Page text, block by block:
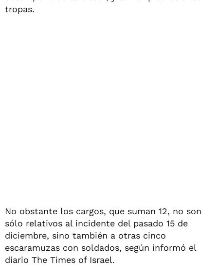
tropas.
No obstante los cargos, que suman 12, no son
sólo relativos al incidente del pasado 15 de
diciembre, sino también a otras cinco
escaramuzas con soldados, según informó el
diario The Times of Israel.